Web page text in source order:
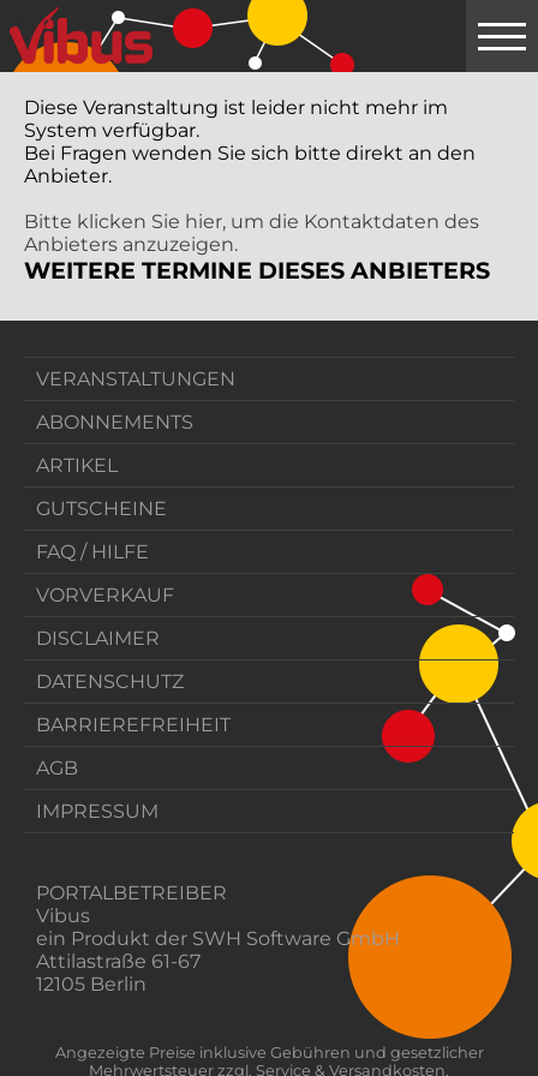
Springe
zum
Hauptinhalt
Diese Veranstaltung ist leider nicht mehr im
System verfügbar.
Bei Fragen wenden Sie sich bitte direkt an den
Anbieter.
Bitte klicken Sie hier, um die Kontaktdaten des
Anbieters anzuzeigen.
WEITERE TERMINE DIESES ANBIETERS
VERANSTALTUNGEN
ABONNEMENTS
ARTIKEL
GUTSCHEINE
FAQ / HILFE
VORVERKAUF
DISCLAIMER
DATENSCHUTZ
BARRIEREFREIHEIT
AGB
IMPRESSUM
PORTALBETREIBER
Vibus
ein Produkt der SWH Software GmbH
Attilastraße 61-67
12105 Berlin
Angezeigte Preise inklusive Gebühren und gesetzlicher
Mehrwertsteuer zzgl. Service & Versandkosten.